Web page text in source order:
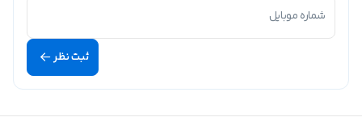
شماره موبایل
ثبت نظر